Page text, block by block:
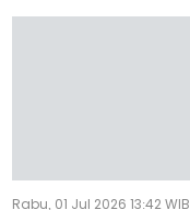
Rabu, 01 Jul 2026 13:42 WIB